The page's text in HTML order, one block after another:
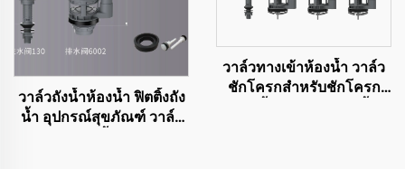
วาล์วถังน้ำห้องน้ำ ฟิตติ้งถัง
น้ำ อุปกรณ์สุขภัณฑ์ วาล์ว
วาล์วทางเข้าห้องน้ำ วาล์ว
ชักโครกสำหรับชักโครก